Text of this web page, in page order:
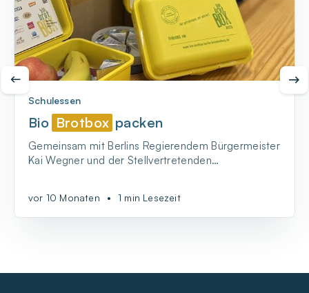
Schulessen
Bio Brotbox packen
Gemeinsam mit Berlins Regierendem Bürgermeister
Kai Wegner und der Stellvertretenden
vor 10 Monaten • 1 min Lesezeit